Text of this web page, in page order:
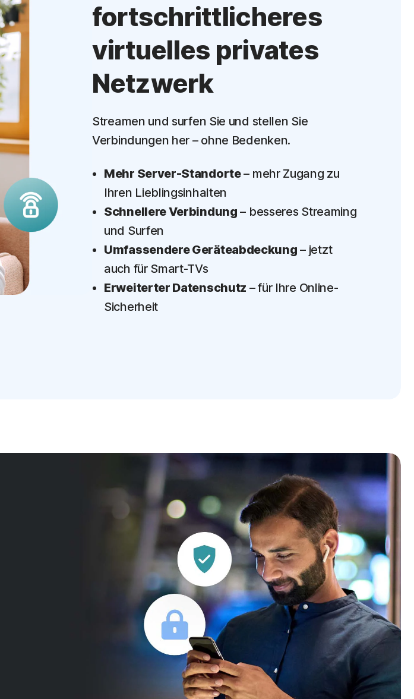
fortschrittlicheres
virtuelles privates
Netzwerk
Streamen und surfen Sie und stellen Sie
Verbindungen her – ohne Bedenken.
Mehr Server-Standorte– mehr Zugang zu
Ihren Lieblingsinhalten
Schnellere Verbindung – besseres Streaming
und Surfen
Umfassendere Geräteabdeckung – jetzt
auch für Smart-TVs
Erweiterter Datenschutz – für Ihre Online-
Sicherheit